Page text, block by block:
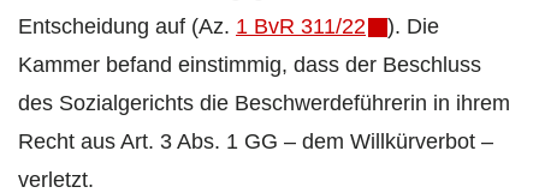
Entscheidung auf (Az. 1 BvR 311/22
). Die
Kammer befand einstimmig, dass der Beschluss
des Sozialgerichts die Beschwerdeführerin in ihrem
Recht aus Art. 3 Abs. 1 GG – dem Willkürverbot –
verletzt.